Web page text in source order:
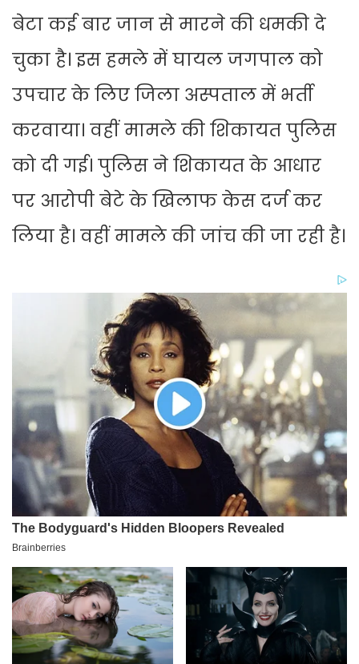
बेटा कई बार जान से मारने की धमकी दे
चुका है। इस हमले में घायल जगपाल को
उपचार के लिए जिला अस्पताल में भर्ती
करवाया। वहीं मामले की शिकायत पुलिस
को दी गई। पुलिस ने शिकायत के आधार
पर आरोपी बेटे के खिलाफ केस दर्ज कर
लिया है। वहीं मामले की जांच की जा रही है।